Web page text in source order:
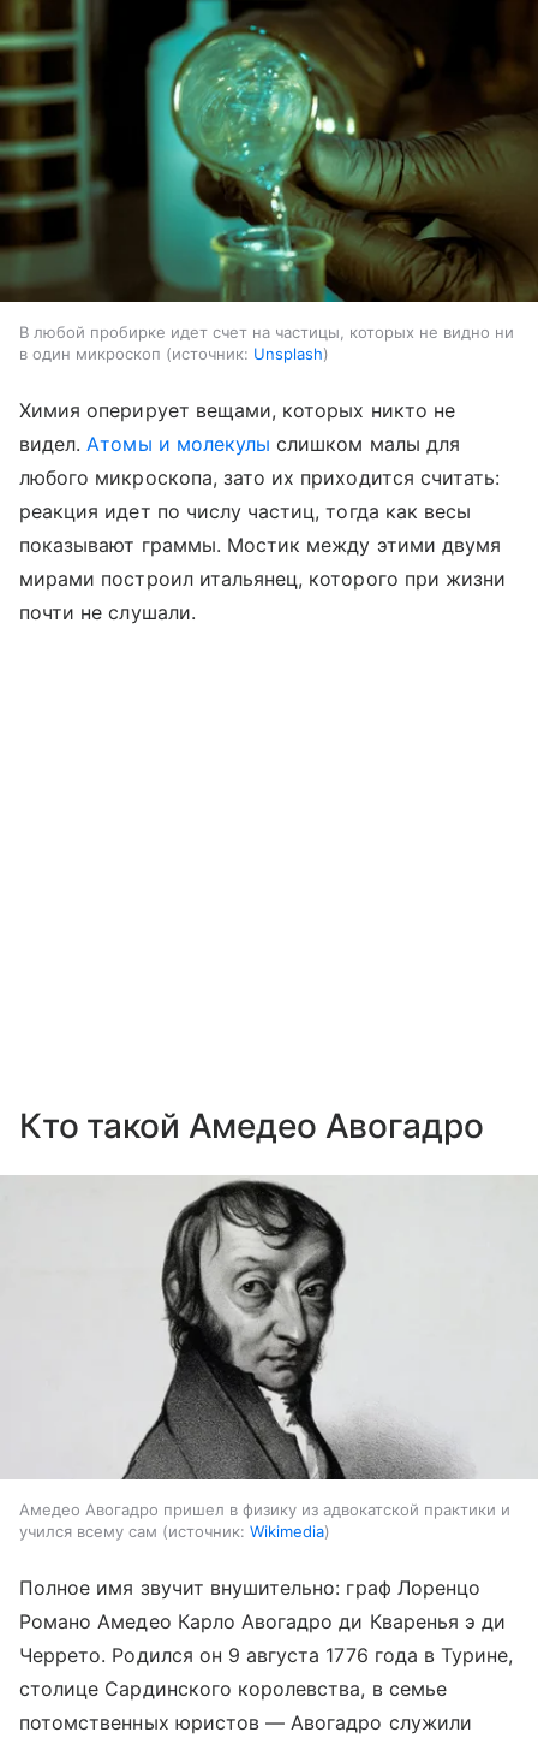
В любой пробирке идет счет на частицы, которых не видно ни
в один микроскоп
источник: Unsplash
Химия оперирует вещами, которых никто не
видел.Атомы и молекулы слишком малы для
любого микроскопа, зато их приходится считать:
реакция идет по числу частиц, тогда как весы
показывают граммы. Мостик между этими двумя
мирами построил итальянец, которого при жизни
почти не слушали.
Кто такой Амедео Авогадро
Амедео Авогадро пришел в физику из адвокатской практики и
учился всему сам
источник: Wikimedia
Полное имя звучит внушительно: граф Лоренцо
Романо Амедео Карло Авогадро ди Кваренья э ди
Черрето. Родился он 9 августа 1776 года в Турине,
столице Сардинского королевства, в семье
потомственных юристов — Авогадро служили